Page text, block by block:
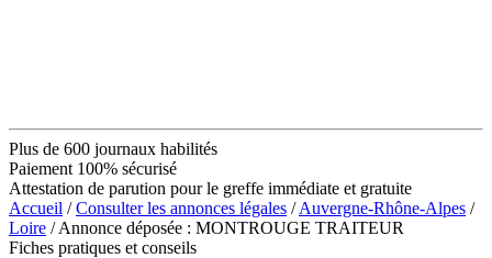
Plus de 600 journaux habilités
Paiement 100% sécurisé
Attestation de parution pour le greffe immédiate et gratuite
Accueil /Consulter les annonces légales /Auvergne-Rhône-Alpes /
Loire / Annonce déposée : MONTROUGE TRAITEUR
Fiches pratiques et conseils